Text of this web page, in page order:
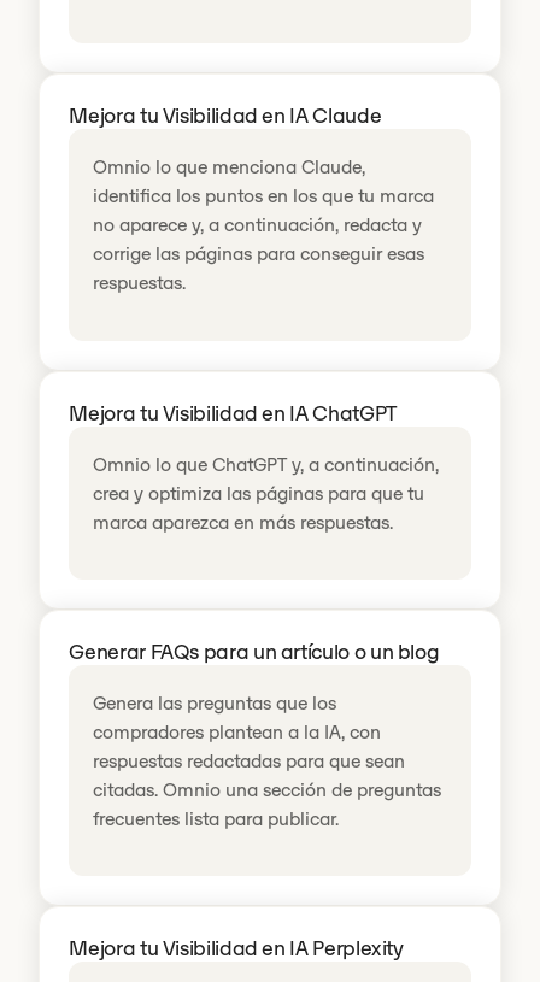
Mejora tu Visibilidad en IA Claude
Omnio lo que menciona Claude,
identifica los puntos en los que tu marca
no aparece y, a continuación, redacta y
corrige las páginas para conseguir esas
respuestas.
Mejora tu Visibilidad en IA ChatGPT
Omnio lo que ChatGPT y, a continuación,
crea y optimiza las páginas para que tu
marca aparezca en más respuestas.
Generar FAQs para un artículo o un blog
Genera las preguntas que los
compradores plantean a la IA, con
respuestas redactadas para que sean
citadas. Omnio una sección de preguntas
frecuentes lista para publicar.
Mejora tu Visibilidad en IA Perplexity